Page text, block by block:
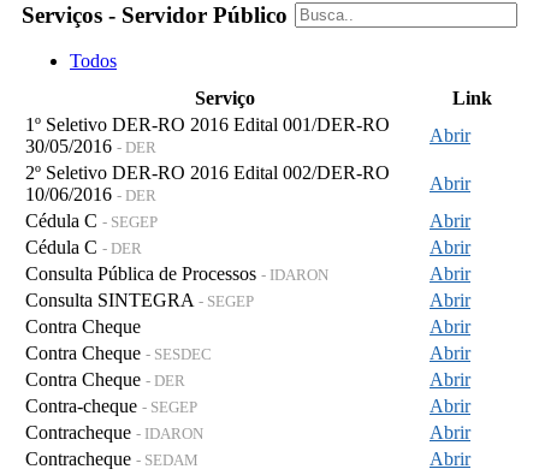
Serviços - Servidor Público
Todos
Serviço
Link
1º Seletivo DER-RO 2016 Edital 001/DER-RO
30/05/2016 - DER
Abrir
2º Seletivo DER-RO 2016 Edital 002/DER-RO
10/06/2016 - DER
Abrir
Cédula C - SEGEP
Abrir
Cédula C - DER
Abrir
Consulta Pública de Processos - IDARON
Abrir
Consulta SINTEGRA - SEGEP
Abrir
Contra Cheque
Abrir
Contra Cheque - SESDEC
Abrir
Contra Cheque - DER
Abrir
Contra-cheque - SEGEP
Abrir
Contracheque - IDARON
Abrir
Contracheque - SEDAM
Abrir